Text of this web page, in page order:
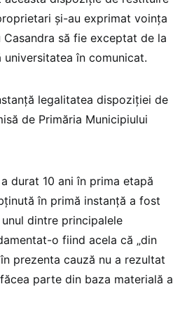
şi-au exprimat voinţa
să fie exceptat de la
universitatea în comunicat.
legalitatea dispoziţiei de
de Primăria Municipiului
durat 10 ani în prima etapă
în primă instanţă a fost
dintre principalele
o fiind acela că „din
prezenta cauză nu a rezultat
parte din baza materială a